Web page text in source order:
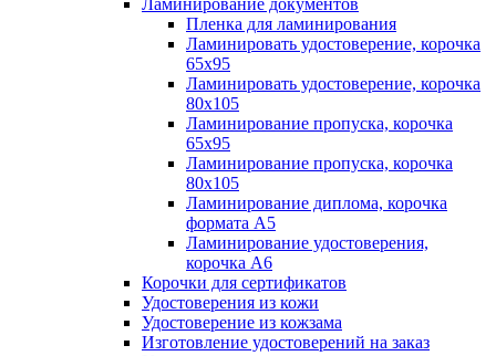
Ламинирование документов
Пленка для ламинирования
Ламинировать удостоверение, корочка
65х95
Ламинировать удостоверение, корочка
80х105
Ламинирование пропуска, корочка
65х95
Ламинирование пропуска, корочка
80х105
Ламинирование диплома, корочка
формата А5
Ламинирование удостоверения,
корочка А6
Корочки для сертификатов
Удостоверения из кожи
Удостоверение из кожзама
Изготовление удостоверений на заказ